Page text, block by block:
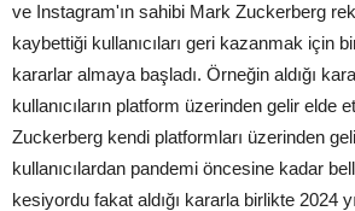
ve Instagram'ın sahibi Mark Zuckerberg
kaybettiği kullanıcıları geri kazanmak için
kararlar almaya başladı. Örneğin aldığı
kullanıcıların platform üzerinden gelir elde
Zuckerberg kendi platformları üzerinden
kullanıcılardan pandemi öncesine kadar
kesiyordu fakat aldığı kararla birlikte 2024